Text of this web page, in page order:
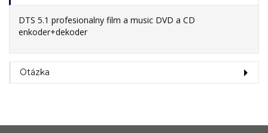
DTS 5.1 profesionalny film a music DVD a CD
enkoder+dekoder
Otázka